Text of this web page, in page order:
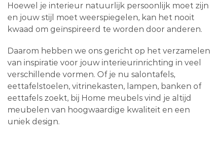
Hoewel je interieur natuurlijk persoonlijk moet zijn
en jouw stijl moet weerspiegelen, kan het nooit
kwaad om geïnspireerd te worden door anderen.
Daarom hebben we ons gericht op het verzamelen
van inspiratie voor jouw interieurinrichting in veel
verschillende vormen. Of je nu salontafels,
eettafelstoelen, vitrinekasten, lampen, banken of
eettafels zoekt, bij Home meubels vind je altijd
meubelen van hoogwaardige kwaliteit en een
uniek design.